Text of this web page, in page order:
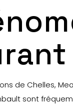
de Chelles,
sont